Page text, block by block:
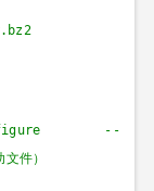
--
件）